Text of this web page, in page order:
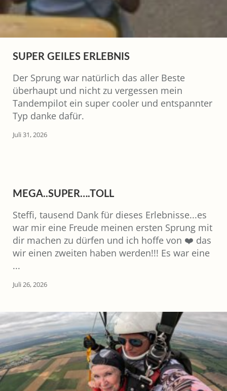
SUPER GEILES ERLEBNIS
Der Sprung war natürlich das aller Beste
überhaupt und nicht zu vergessen mein
Tandempilot ein super cooler und entspannter
Typ danke dafür.
Juli 31, 2026
MEGA..SUPER….TOLL
Steffi, tausend Dank für dieses Erlebnisse...es
war mir eine Freude meinen ersten Sprung mit
dir machen zu dürfen und ich hoffe von ❤️ das
wir einen zweiten haben werden!!! Es war eine
...
Juli 26, 2026